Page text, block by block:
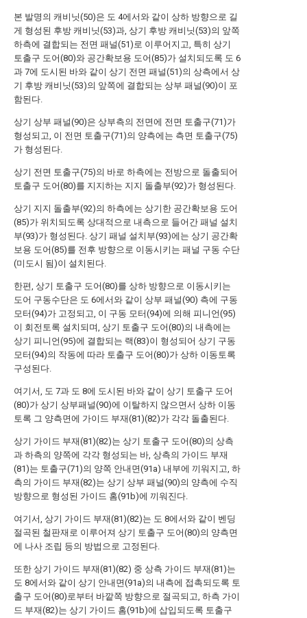
본 발명의 캐비닛(50)은 도 4에서와 같이 상하 방향으로 길
게 형성된 후방 캐비닛(53)과, 상기 후방 캐비닛(53)의 앞쪽
하측에 결합되는 전면 패널(51)로 이루어지고, 특히 상기
토출구 도어(80)와 공간확보용 도어(85)가 설치되도록 도 6
과 7에 도시된 바와 같이 상기 전면 패널(51)의 상측에서 상
기 후방 캐비닛(53)의 앞쪽에 결합되는 상부 패널(90)이 포
함된다.
상기 상부 패널(90)은 상부측의 전면에 전면 토출구(71)가
형성되고, 이 전면 토출구(71)의 양측에는 측면 토출구(75)
가 형성된다.
상기 전면 토출구(75)의 바로 하측에는 전방으로 돌출되어
토출구 도어(80)를 지지하는 지지 돌출부(92)가 형성된다.
상기 지지 돌출부(92)의 하측에는 상기한 공간확보용 도어
(85)가 위치되도록 상대적으로 내측으로 들어간 패널 설치
부(93)가 형성된다. 상기 패널 설치부(93)에는 상기 공간확
보용 도어(85)를 전후 방향으로 이동시키는 패널 구동 수단
(미도시 됨)이 설치된다.
한편, 상기 토출구 도어(80)를 상하 방향으로 이동시키는
도어 구동수단은 도 6에서와 같이 상부 패널(90) 측에 구동
모터(94)가 고정되고, 이 구동 모터(94)에 의해 피니언(95)
이 회전토록 설치되며, 상기 토출구 도어(80)의 내측에는
상기 피니언(95)에 결합되는 랙(83)이 형성되어 상기 구동
모터(94)의 작동에 따라 토출구 도어(80)가 상하 이동토록
구성된다.
여기서, 도 7과 도 8에 도시된 바와 같이 상기 토출구 도어
(80)가 상기 상부패널(90)에 이탈하지 않으면서 상하 이동
토록 그 양측면에 가이드 부재(81)(82)가 각각 돌출된다.
상기 가이드 부재(81)(82)는 상기 토출구 도어(80)의 상측
과 하측의 양쪽에 각각 형성되는 바, 상측의 가이드 부재
(81)는 토출구(71)의 양쪽 안내면(91a) 내부에 끼워지고, 하
측의 가이드 부재(82)는 상기 상부 패널(90)의 양측에 수직
방향으로 형성된 가이드 홈(91b)에 끼워진다.
여기서, 상기 가이드 부재(81)(82)는 도 8에서와 같이 벤딩
절곡된 철판재로 이루어져 상기 토출구 도어(80)의 양측면
에 나사 조립 등의 방법으로 고정된다.
또한 상기 가이드 부재(81)(82) 중 상측 가이드 부재(81)는
도 8에서와 같이 상기 안내면(91a)의 내측에 접촉되도록 토
출구 도어(80)로부터 바깥쪽 방향으로 절곡되고, 하측 가이
드 부재(82)는 상기 가이드 홈(91b)에 삽입되도록 토출구